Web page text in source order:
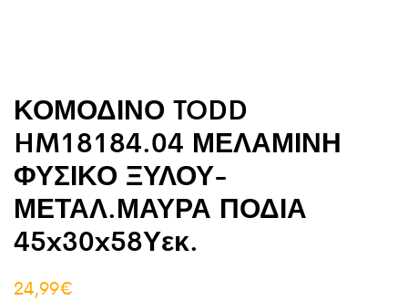
ΚΟΜΟΔΙΝΟ TODD
HM18184.04 ΜΕΛΑΜΙΝΗ
ΦΥΣΙΚΟ ΞΥΛΟΥ-
ΜΕΤΑΛ.ΜΑΥΡΑ ΠΟΔΙΑ
45x30x58Υεκ.
24,99€